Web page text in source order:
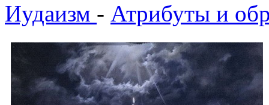
Иудаизм - Атрибуты и